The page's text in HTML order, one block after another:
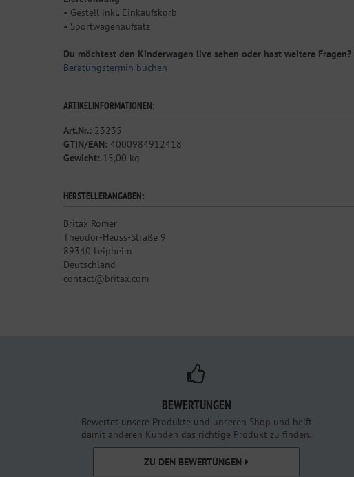
• Gestell inkl. Einkaufskorb
• Sportwagenaufsatz
Du möchtest den Kinderwagen live sehen oder hast weitere Fragen?
Beratungstermin buchen
ARTIKELINFORMATIONEN:
Art.Nr.: 23235
GTIN/EAN: 4000984912418
Gewicht: 15,00 kg
HERSTELLERANGABEN:
Britax Römer
Theodor-Heuss-Straße 9
89340 Leipheim
Deutschland
contact@britax.com
BEWERTUNGEN
Bewertet unsere Produkte und unseren Shop und helft
damit anderen Kunden das richtige Produkt zu finden.
ZU DEN BEWERTUNGEN